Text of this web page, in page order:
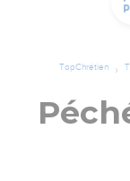
TopChrétien